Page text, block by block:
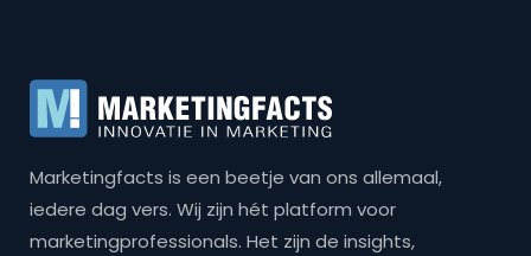
Marketingfacts is een beetje van ons allemaal,
iedere dag vers. Wij zijn hét platform voor
marketingprofessionals. Het zijn de insights,